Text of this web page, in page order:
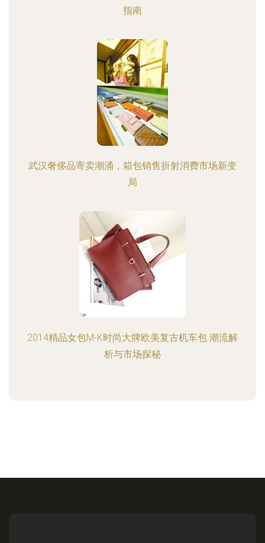
指南
武汉奢侈品寄卖潮涌，箱包销售折射消费市场新变
局
2014精品女包M-K时尚大牌欧美复古机车包 潮流解
析与市场探秘